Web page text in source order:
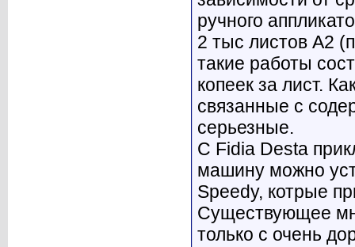
ручного
2 тыс листов А2
такие работы
копеек за лист.
связанные с
серьезные.
С Fidia Desta
машину можно
Speedy, котрые
Существующее
только с очень